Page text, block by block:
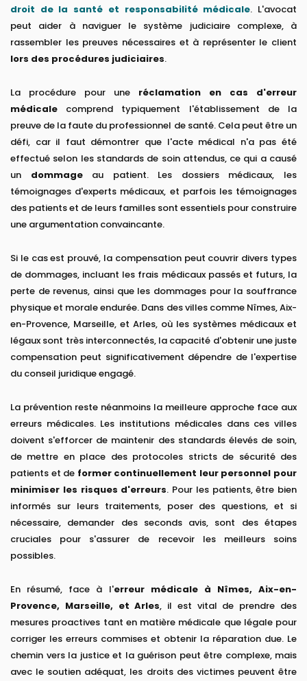
droit de la santé et responsabilité médicale. L'avocat
peut aider à naviguer le système judiciaire complexe, à
rassembler les preuves nécessaires et à représenter le client
lors des procédures judiciaires.
La procédure pour une réclamation en cas d'erreur
médicale comprend typiquement l'établissement de la
preuve de la faute du professionnel de santé. Cela peut être un
défi, car il faut démontrer que l'acte médical n'a pas été
effectué selon les standards de soin attendus, ce qui a causé
un dommageau patient. Les dossiers médicaux, les
témoignages d'experts médicaux, et parfois les témoignages
des patients et de leurs familles sont essentiels pour construire
une argumentation convaincante.
Si le cas est prouvé, la compensation peut couvrir divers types
de dommages, incluant les frais médicaux passés et futurs, la
perte de revenus, ainsi que les dommages pour la souffrance
physique et morale endurée. Dans des villes comme Nîmes, Aix-
en-Provence, Marseille, et Arles, où les systèmes médicaux et
légaux sont très interconnectés, la capacité d'obtenir une juste
compensation peut significativement dépendre de l'expertise
du conseil juridique engagé.
La prévention reste néanmoins la meilleure approche face aux
erreurs médicales. Les institutions médicales dans ces villes
doivent s'efforcer de maintenir des standards élevés de soin,
de mettre en place des protocoles stricts de sécurité des
patients et de former continuellement leur personnel pour
minimiser les risques d'erreurs. Pour les patients, être bien
informés sur leurs traitements, poser des questions, et si
nécessaire, demander des seconds avis, sont des étapes
cruciales pour s'assurer de recevoir les meilleurs soins
possibles.
En résumé, face à l'erreur médicale à Nîmes, Aix-en-
Provence, Marseille, et Arles, il est vital de prendre des
mesures proactives tant en matière médicale que légale pour
corriger les erreurs commises et obtenir la réparation due. Le
chemin vers la justice et la guérison peut être complexe, mais
avec le soutien adéquat, les droits des victimes peuvent être